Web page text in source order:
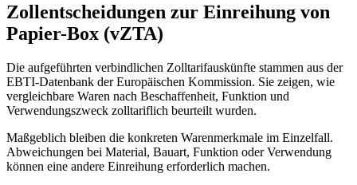
Zollentscheidungen zur Einreihung von
Papier-Box (vZTA)
Die aufgeführten verbindlichen Zolltarifauskünfte stammen aus der
EBTI-Datenbank der Europäischen Kommission. Sie zeigen, wie
vergleichbare Waren nach Beschaffenheit, Funktion und
Verwendungszweck zolltariflich beurteilt wurden.
Maßgeblich bleiben die konkreten Warenmerkmale im Einzelfall.
Abweichungen bei Material, Bauart, Funktion oder Verwendung
können eine andere Einreihung erforderlich machen.